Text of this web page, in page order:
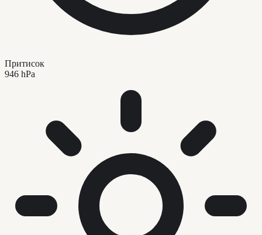
Притисок
946 hPa